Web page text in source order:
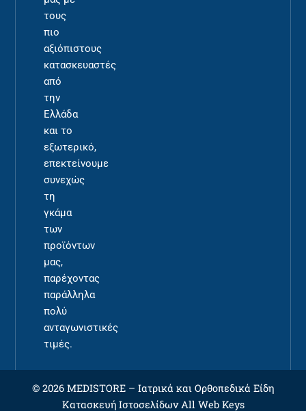
τους
πιο
αξιόπιστους
κατασκευαστές
από
την
Ελλάδα
και το
εξωτερικό,
επεκτείνουμε
συνεχώς
τη
γκάμα
των
προϊόντων
μας,
παρέχοντας
παράλληλα
πολύ
ανταγωνιστικές
τιμές.
© 2026 MEDISTORE – Ιατρικά και Ορθοπεδικά Είδη
Κατασκευή ΙστοσελίδωνAll Web Keys